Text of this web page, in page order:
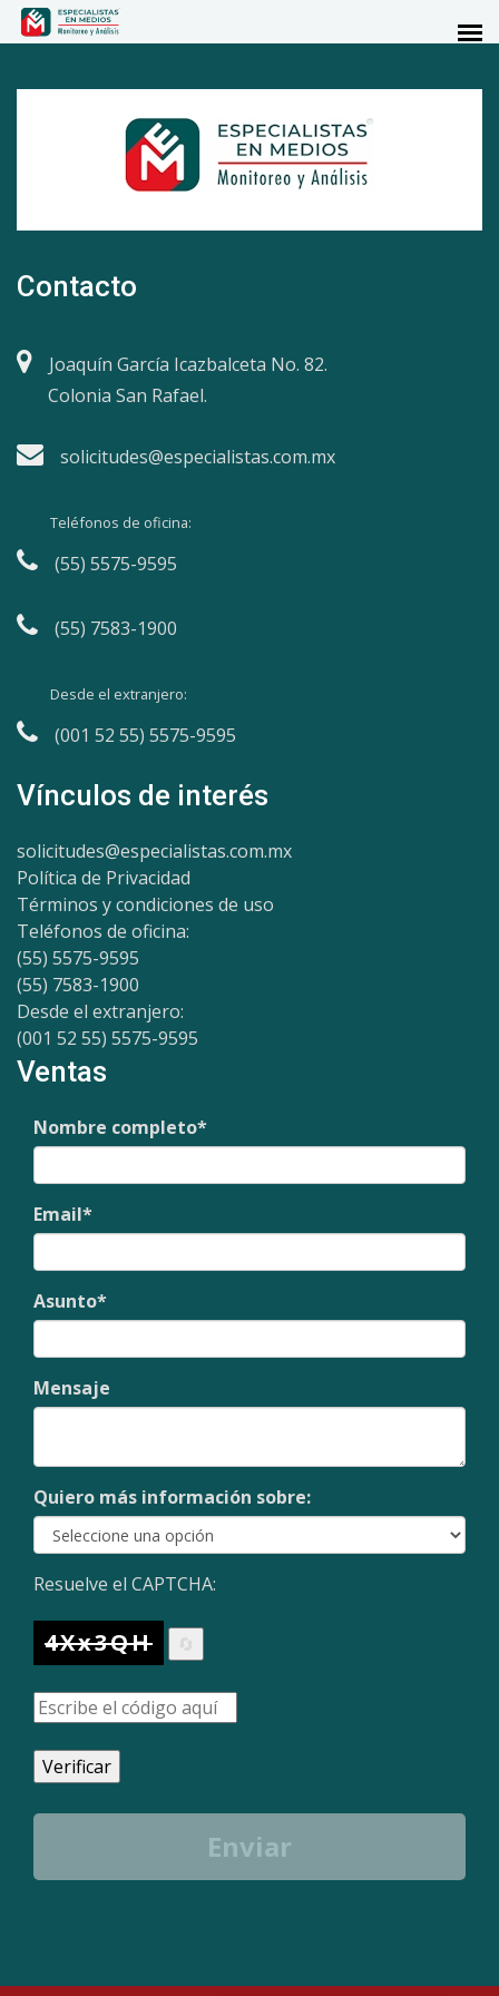
Contacto
Joaquín García Icazbalceta No. 82.
Colonia San Rafael.
solicitudes@especialistas.com.mx
Teléfonos de oficina:
(55) 5575-9595
(55) 7583-1900
Desde el extranjero:
(001 52 55) 5575-9595
Vínculos de interés
solicitudes@especialistas.com.mx
Política de Privacidad
Términos y condiciones de uso
Teléfonos de oficina:
(55) 5575-9595
(55) 7583-1900
Desde el extranjero:
(001 52 55) 5575-9595
Ventas
Nombre completo*
Email*
Asunto*
Mensaje
Quiero más información sobre:
Resuelve el CAPTCHA:
4Xx3QH
Verificar
Enviar